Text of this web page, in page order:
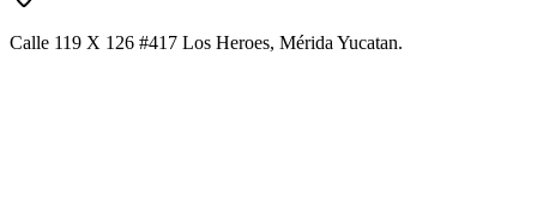
Calle 119 X 126 #417 Los Heroes, Mérida Yucatan.